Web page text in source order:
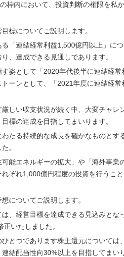
枠内において、投資判断の権限を私
標についてご説明します。
「連結経常利益1,500億円以上」に
、達成できる見通しであります。
姿として「2020年代後半に連結経
ーンとして、「2021年度に連結経
しい収支状況が続く中、大変チャ
標の達成を目指してまいります。
わたる持続的な成長を確かなものと
。
能エネルギーの拡大」や「海外事
れぞれ1,000億円程度の投資を行うこ
についてご説明します。
、経営目標を達成できる見込みと
いたしました。
とつであります株主還元について
結配当性向30%以上を目指してまい